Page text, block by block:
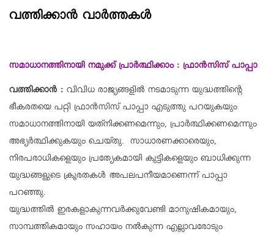
വത്തിക്കാൻ വാർത്തകൾ
സമാധാനത്തിനായി നമുക്ക് പ്രാര്‍ത്ഥിക്കാം : ഫ്രാന്‍സിസ് പാപ്പാ
വത്തിക്കാൻ : വിവിധ രാജ്യങ്ങളില്‍ നടമാടുന്ന യുദ്ധത്തിന്റെ
ഭീകരതയെ പറ്റി ഫ്രാന്‍സിസ് പാപ്പാ എടുത്തു പറയുകയും
സമാധാനത്തിനായി യത്‌നിക്കണമെന്നും, പ്രാര്‍ത്ഥിക്കണമെന്നും
അഭ്യര്‍ത്ഥിക്കുകയും ചെയ്തു. സാധാരണക്കാരെയും,
നിരപരാധികളെയും പ്രത്യേകമായി കുട്ടികളെയും ബാധിക്കുന്ന
യുദ്ധങ്ങളുടെ ക്രൂരതകള്‍ അപലപനീയമാണെന്ന് പാപ്പാ
പറഞ്ഞു.
യുദ്ധത്തില്‍ ഇരകളാകുന്നവര്‍ക്കുവേണ്ടി മാനുഷികമായും,
സാമ്പത്തികമായും സഹായം നല്‍കുന്ന എല്ലാവരോടും